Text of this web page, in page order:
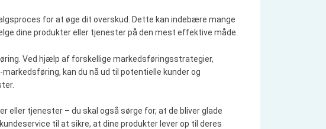
for at øge dit overskud. Dette kan indebære mange
dine produkter eller tjenester på den mest effektive måde.
Ved hjælp af forskellige markedsføringsstrategier,
kan du nå ud til potentielle kunder og
eller tjenester – du skal også sørge for, at de bliver glade
til at sikre, at dine produkter lever op til deres